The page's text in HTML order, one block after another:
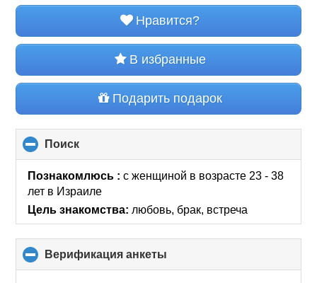
Нравится?
В избранные
Подарить подарок
Поиск
to
collapse
contents
Познакомлюсь :с женщиной в возрасте 23 - 38
лет в Израиле
Цель знакомства: любовь, брак, встреча
Верификация анкеты
to